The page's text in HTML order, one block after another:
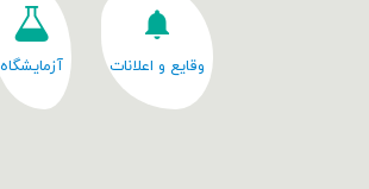
وقایع و اعلانات آزمایشگاه